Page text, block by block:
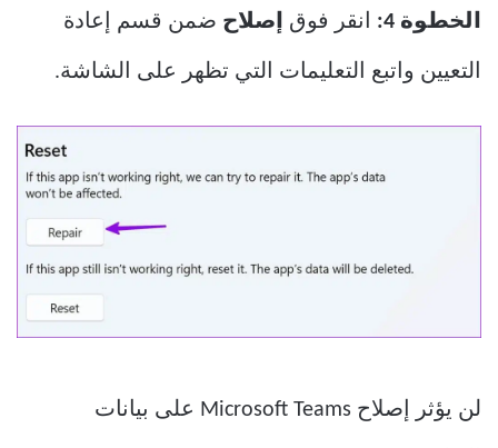
الخطوة 4: انقر فوق إصلاح ضمن قسم إعادة
التعيين واتبع التعليمات التي تظهر على الشاشة.
لن يؤثر إصلاح Microsoft Teams على بيانات